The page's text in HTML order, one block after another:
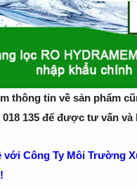
thông tin về sản phẩm
135để được tư vấn và
với Công Ty Môi Trường